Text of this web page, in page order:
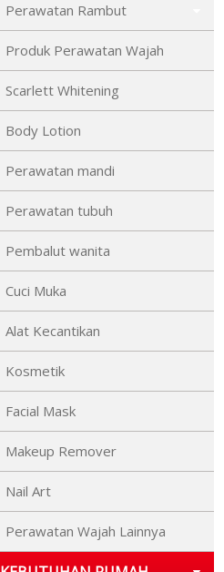
Perawatan Rambut
Produk Perawatan Wajah
Scarlett Whitening
Body Lotion
Perawatan mandi
Perawatan tubuh
Pembalut wanita
Cuci Muka
Alat Kecantikan
Kosmetik
Facial Mask
Makeup Remover
Nail Art
Perawatan Wajah Lainnya